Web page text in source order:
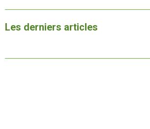
Les derniers articles